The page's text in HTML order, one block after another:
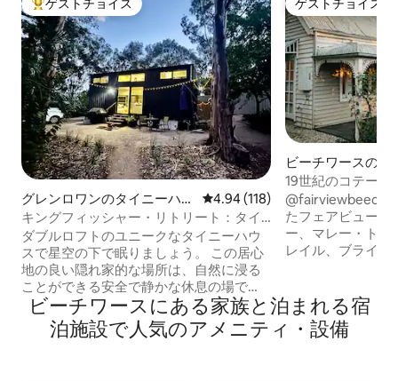
大好評のゲストチョイスです。
ゲストチョイス
グレンロワンのタイニーハウ
ス
レビュー118件、5つ星中4.94つ
4.94 (118)
キングフィッシャー・リトリート：タイ
ニーハウス メルボルンから北東へ2.5時間
ダブルロフトのユニークなタイニーハウ
スで星空の下で眠りましょう。 この居心
地の良い隠れ家的な場所は、自然に浸る
ことができる安全で静かな休息の場で
す。 📍ロケーションのハイライト •メル
ボルンからわずか2.5時間 •ワンガラッタ
から15分 •ヒュームハイウェイから3 km •
ゲストチョイス
ゲストチョイス
ビーチワースの一
19世紀のコテージ
@fairviewbeechworth 1885年
たフェアビュー・
ー、マレー・トゥ
レイル、ブライト
は、ベッドルーム
1室、暖炉、エア
設備、設備の整
ビーチワースにある家族と泊まれる宿
泊施設で人気のアメニティ・設備